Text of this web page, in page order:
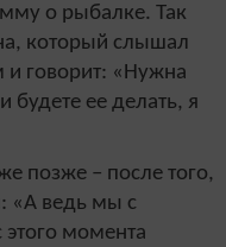
о рыбалке. Так
который слышал
и говорит: «Нужна
будете ее делать, я
позже – после того,
«А ведь мы с
момента